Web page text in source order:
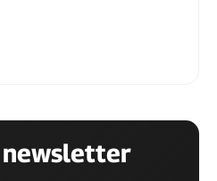
newsletter